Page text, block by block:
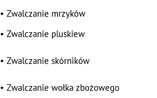
•Zwalczanie mrzyków
•Zwalczanie pluskiew
•Zwalczanie skórników
•Zwalczanie wołka zbożowego